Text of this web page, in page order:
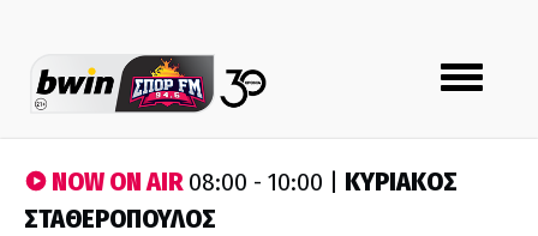
Toggle
navigation
NOW ON AIR08:00 - 10:00 | ΚΥΡΙΑΚΟΣ
ΣΤΑΘΕΡΟΠΟΥΛΟΣ